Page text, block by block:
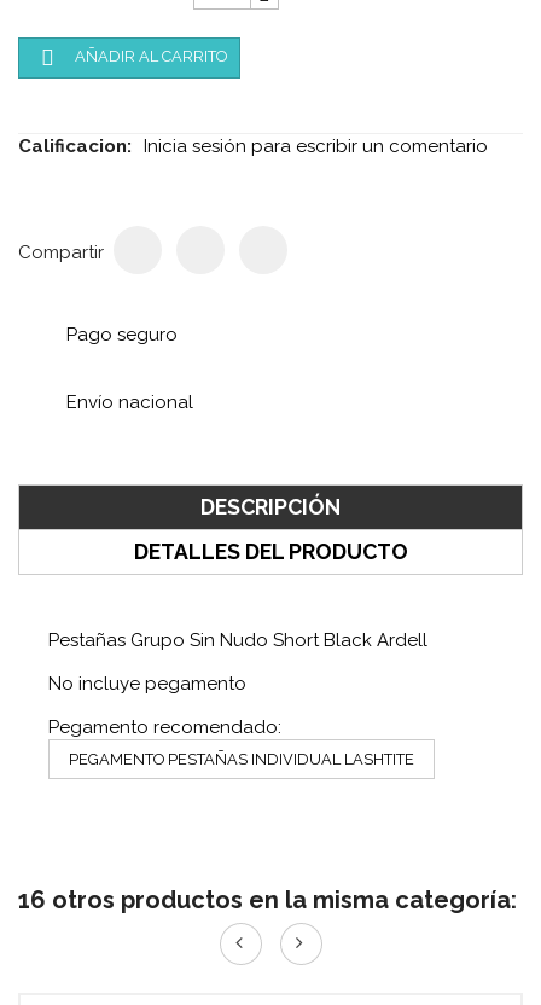
 AÑADIR AL CARRITO
Calificacion: Inicia sesión para escribir un comentario
Compartir
Pago seguro
Envío nacional
DESCRIPCIÓN
DETALLES DEL PRODUCTO
Pestañas Grupo Sin Nudo Short Black Ardell
No incluye pegamento
Pegamento recomendado:
PEGAMENTO PESTAÑAS INDIVIDUAL LASHTITE
16 otros productos en la misma categoría: